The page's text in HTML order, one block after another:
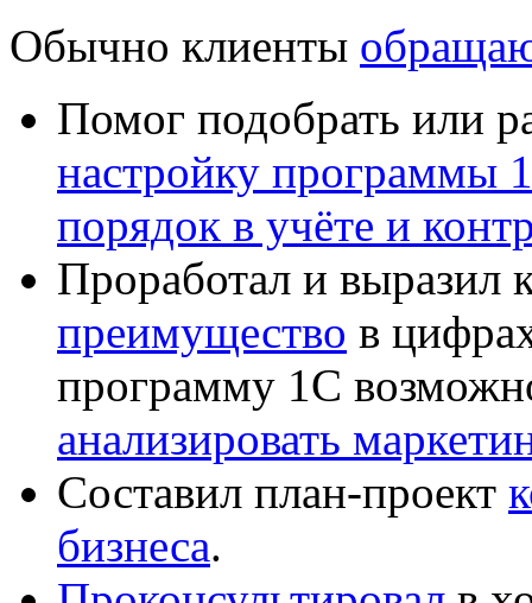
Обычно клиенты
Помог подобрать или
настройку программы
порядок в учёте и
Проработал и выразил
преимущество в
программу 1С
анализировать
Составил план-проект
бизнеса.